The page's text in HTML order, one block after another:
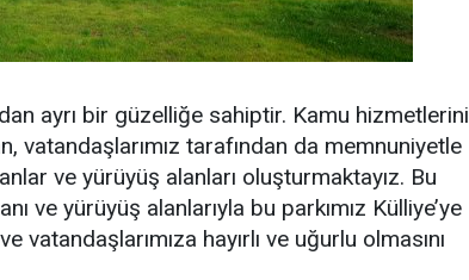
ayrı bir güzelliğe sahiptir. Kamu hizmetlerini
vatandaşlarımız tarafından da memnuniyetle
ve yürüyüş alanları oluşturmaktayız. Bu
ve yürüyüş alanlarıyla bu parkımız Külliye’ye
hayırlı ve uğurlu olmasını